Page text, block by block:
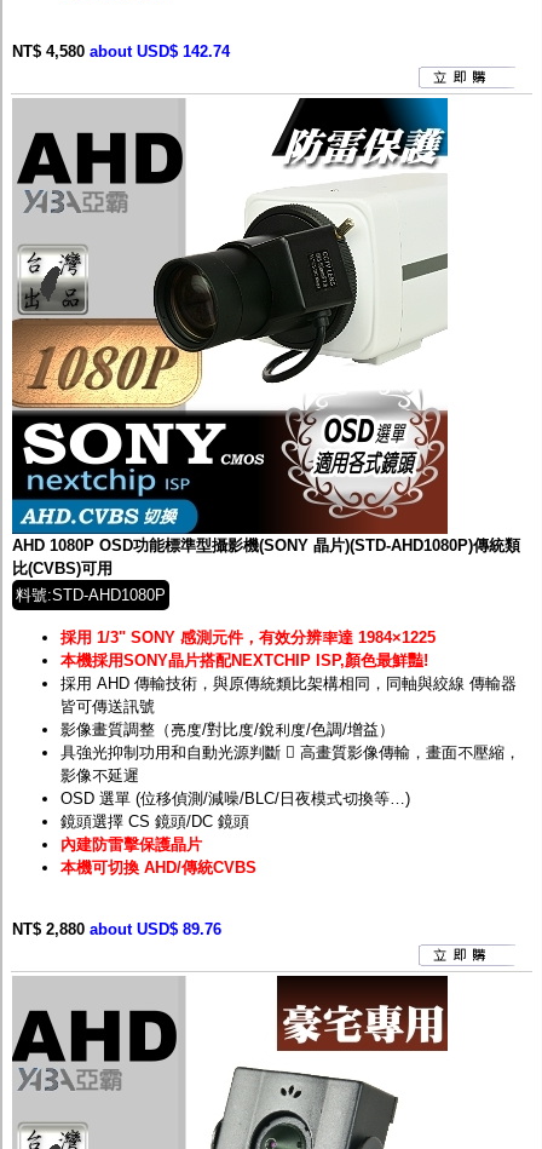
NT$ 4,580 about USD$ 142.74
AHD 1080P OSD功能標準型攝影機(SONY 晶片)(STD-AHD1080P)傳統類
比(CVBS)可用
料號:STD-AHD1080P
採用 1/3" SONY 感測元件，有效分辨率達 1984×1225
本機採用SONY晶片搭配NEXTCHIP ISP,顏色最鮮豔!
採用 AHD 傳輸技術，與原傳統類比架構相同，同軸與絞線 傳輸器
皆可傳送訊號
影像畫質調整（亮度/對比度/銳利度/色調/增益）
具強光抑制功用和自動光源判斷  高畫質影像傳輸，畫面不壓縮，
影像不延遲
OSD 選單 (位移偵測/減噪/BLC/日夜模式切換等…)
鏡頭選擇 CS 鏡頭/DC 鏡頭
內建防雷擊保護晶片
本機可切換 AHD/傳統CVBS
NT$ 2,880 about USD$ 89.76